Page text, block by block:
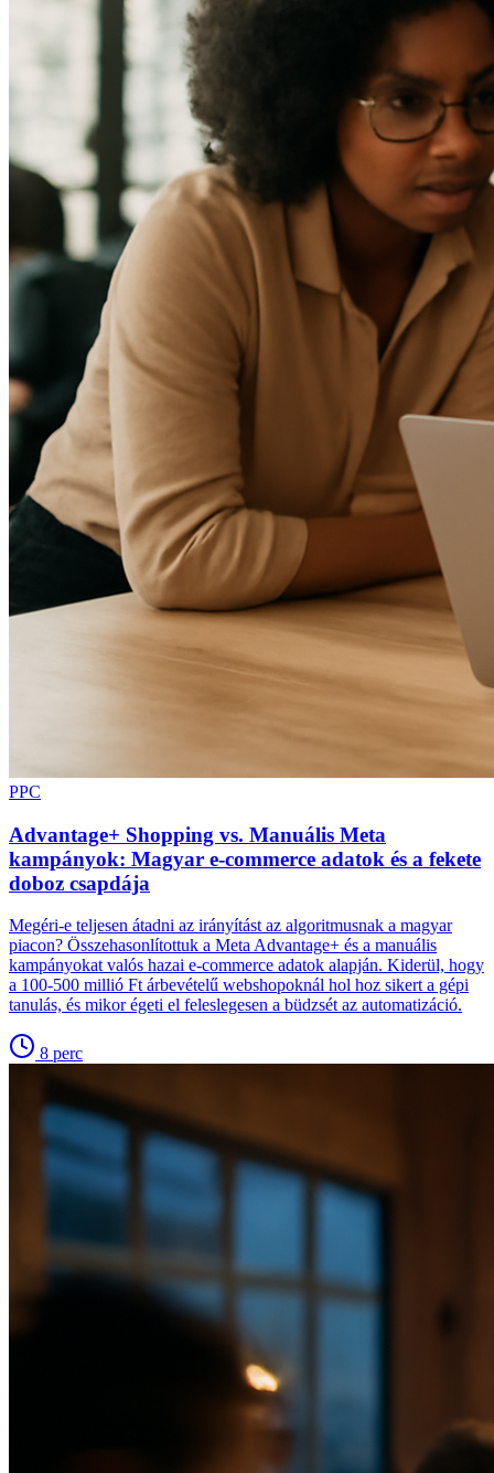
PPC
Advantage+ Shopping vs. Manuális Meta
kampányok: Magyar e-commerce adatok és a fekete
doboz csapdája
Megéri-e teljesen átadni az irányítást az algoritmusnak a magyar
piacon? Összehasonlítottuk a Meta Advantage+ és a manuális
kampányokat valós hazai e-commerce adatok alapján. Kiderül, hogy
a 100-500 millió Ft árbevételű webshopoknál hol hoz sikert a gépi
tanulás, és mikor égeti el feleslegesen a büdzsét az automatizáció.
8 perc